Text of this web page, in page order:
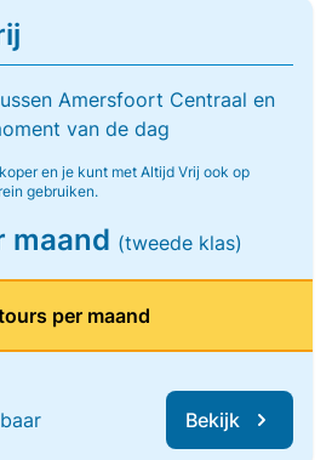
Amersfoort Centraal en
van de dag
en je kunt met Altijd Vrij ook op
gebruiken.
maand (tweede klas)
per maand
Bekijk